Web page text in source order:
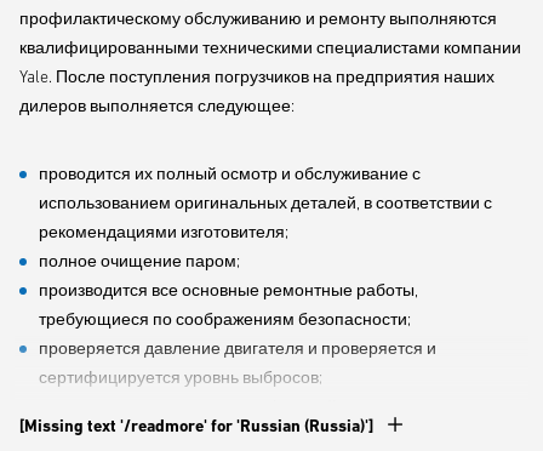
обеспечивает весьма выгодные инвестиции для самых
требовательных заказчиков.
Как и при покупке нового погрузчика, вам предлагается высокий
высококвалифицированными сервисными инженерами
дилерской сети Yale® согласно регламенту, отвечающему
вашим потребностям. Это обеспечивает максимальный период
безотказной работы оборудования. Программа финансовых
услуг Yale Financial Services позволяет выбрать удобный
вариант финансирования при аренде или покупке.
У местного дилера Yale или через сайт
любое время можете легко приобрести или взять в аренду
профилактическому обслуживанию и ремонту выполняются
квалифицированными техническими специалистами компании
Yale. После поступления погрузчиков на предприятия наших
дилеров выполняется следующее:
проводится их полный осмотр и обслуживание с
использованием оригинальных деталей, в соответствии с
рекомендациями изготовителя;
полное очищение паром;
производится все основные ремонтные работы,
требующиеся по соображениям безопасности;
проверяется давление двигателя и проверяется и
сертифицируется уровнь выбросов;
составляется акт о соответствии стандартам и допускам
[Missing text '/readmore' for 'Russian (Russia)']